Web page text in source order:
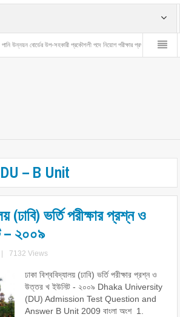
বোর্ডের উপ-সহকারী প্রকৌশলী পদে নিয়োগ পরীক্ষার প্রশ্ন ও সমাধান – ২০২৬
DU – B Unit
(ঢাবি) ভর্তি পরীক্ষার প্রশ্ন ও
– ২০০৯
7132 Views
ঢাকা বিশ্ববিদ্যালয় (ঢাবি) ভর্তি পরীক্ষার প্রশ্ন ও
উত্তর খ ইউনিট - ২০০৯ Dhaka University
(DU) Admission Test Question and
Answer B Unit 2009 বাংলা অংশ 1.